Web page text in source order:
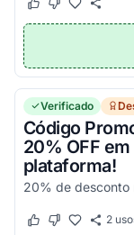
Este cupom
Este cupom
Verificado
Código
20% OFF
plataforma!
Este cupom
Este cupom
2